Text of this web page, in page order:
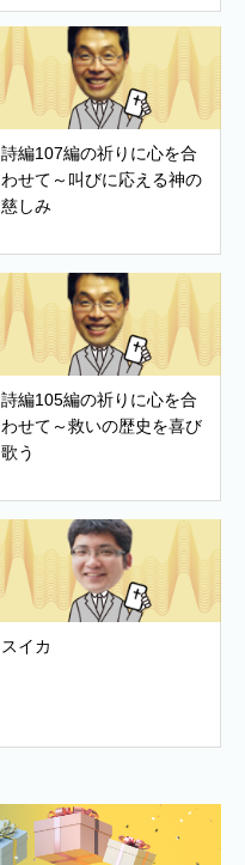
詩編107編の祈りに心を合
わせて～叫びに応える神の
慈しみ
詩編105編の祈りに心を合
わせて～救いの歴史を喜び
歌う
スイカ